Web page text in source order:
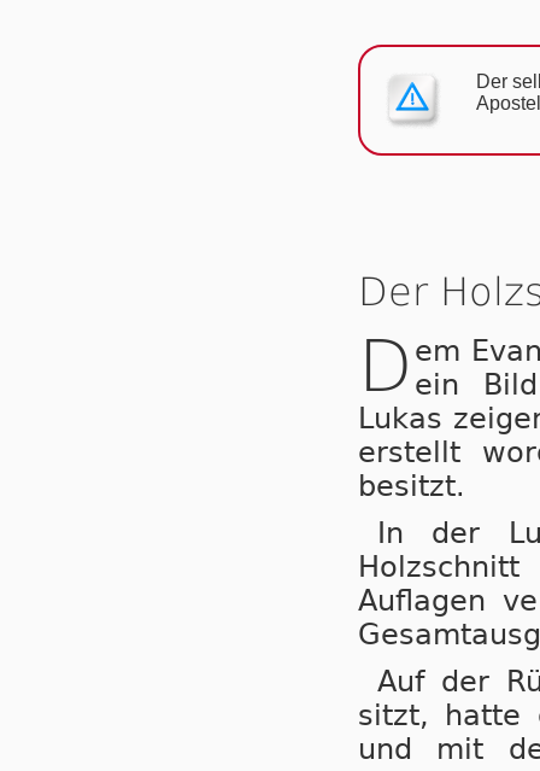
Der
Der
D em
ein
Lukas
erstellt
besitzt.
In der
Auflagen
Auf der
sitzt, hatte
und mit